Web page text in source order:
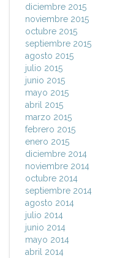
diciembre 2015
noviembre 2015
octubre 2015
septiembre 2015
agosto 2015
julio 2015
junio 2015
mayo 2015
abril 2015
marzo 2015
febrero 2015
enero 2015
diciembre 2014
noviembre 2014
octubre 2014
septiembre 2014
agosto 2014
julio 2014
junio 2014
mayo 2014
abril 2014